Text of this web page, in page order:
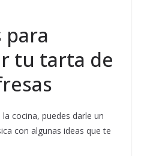
para
tu tarta de
cocina, puedes darle un
con algunas ideas que te